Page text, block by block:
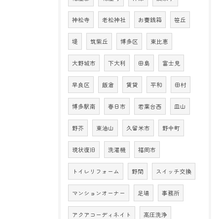
神松寺 老松神社 お賽銭箱 笹丘
堤 筑紫丘 博多区 東比恵
大野城市 下大利 田島 富士見
早良区 飯倉 賃貸 平和 田村
博多駅南 春日市 若葉台西 皿山
野芥 東油山 久留米市 野中町
現状復旧 洗濯機 福岡市
トイレリフォーム 野間 スイッチ交換
マンションオーナー 足場 事務所
アクアコーディネイト 高圧洗浄